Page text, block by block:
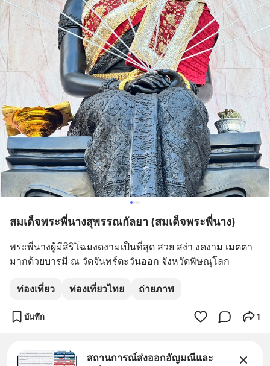
สมเด็จพระพี่นางสุพรรณกัลยา (สมเด็จพระพี่นาง)
พระพี่นางผู้มีสิริโฉมงดงามเป็นที่สุด สวย สง่า งดงาม เมตตา
มากด้วยบารมี ณ วัดจันทร์ตะวันออก จังหวัดพิษณุโลก
ท่องเที่ยว ท่องเที่ยวไทย ถ่ายภาพ
บันทึก 1
สถานการณ์ส่งออกอัญมณีและ